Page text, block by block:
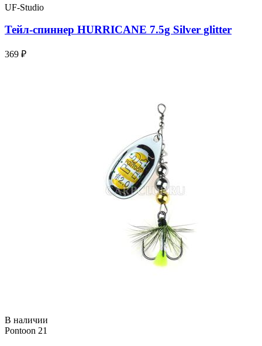
UF-Studio
Тейл-спиннер HURRICANE 7.5g Silver glitter
369 ₽
В наличии
Pontoon 21